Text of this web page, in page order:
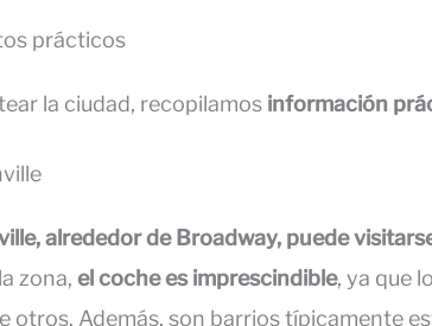
prácticos
la ciudad, recopilamos información
alrededor de Broadway, puede
zona, el coche es imprescindible, ya que
otros. Además, son barrios típicamente